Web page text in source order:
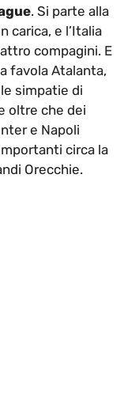
. Si parte alla
carica, e l’Italia
compagini. E
favola Atalanta,
simpatie di
oltre che dei
e Napoli
circa la
Orecchie.